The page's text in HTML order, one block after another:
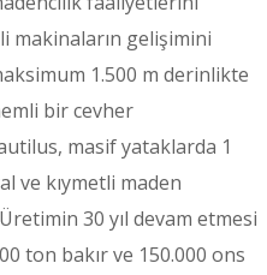
makinaların gelişimini
1.500 m derinlikte
bir cevher
masif yataklarda 1
ve kıymetli maden
30 yıl devam etmesi
ton bakır ve 150.000 ons